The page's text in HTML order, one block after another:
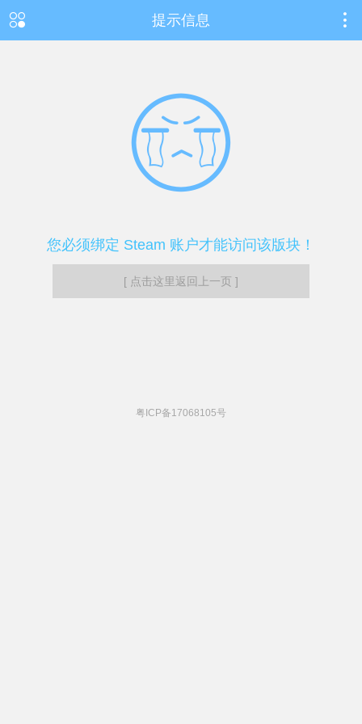
提示信息
您必须绑定 Steam 账户才能访问该版块！
[ 点击这里返回上一页 ]
粤ICP备17068105号